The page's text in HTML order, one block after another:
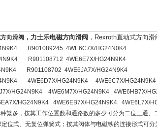
向滑阀，力士乐电磁方向滑阀 ，Rexroth直动式方向滑
R901089245 4WE6C7X/HG24N0K4
R901108712 4WE6E7X/HG24N9K4
R901108702 4WE6JA7X/HG24N9K4
4WE6D7X/HG24N9K4 4WE6C7X/HG24N9K4
HG24N9K4 4WE6M7X/HG24N9K4 4WE6HB7X/
HG24N9K4 4WE6EB7X/HG24N9K4 4WE6L7X/
繁多，按其工作位置数和通路数的多少可分为二位三通
位式、无复位弹簧式；按其阀体与电磁铁的连接形式可